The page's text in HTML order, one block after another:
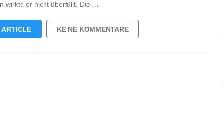
wirkte er nicht überfüllt. Die …
ARTICLE KEINE KOMMENTARE